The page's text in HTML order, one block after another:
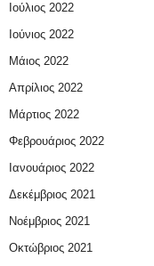
Ιούλιος 2022
Ιούνιος 2022
Μάιος 2022
Απρίλιος 2022
Μάρτιος 2022
Φεβρουάριος 2022
Ιανουάριος 2022
Δεκέμβριος 2021
Νοέμβριος 2021
Οκτώβριος 2021